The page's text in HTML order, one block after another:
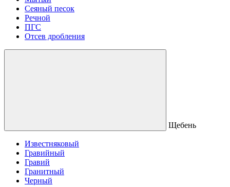
Сеяный песок
Речной
ПГС
Отсев дробления
Щебень
Известняковый
Гравийный
Гравий
Гранитный
Черный